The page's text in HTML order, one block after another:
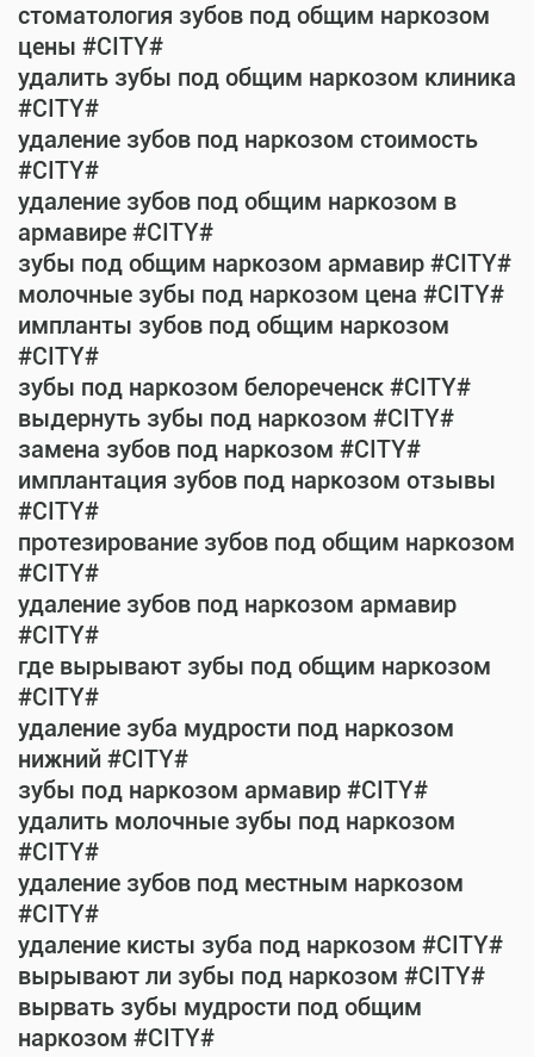
стоматология зубов под общим наркозом
цены #CITY#
удалить зубы под общим наркозом клиника
#CITY#
удаление зубов под наркозом стоимость
#CITY#
удаление зубов под общим наркозом в
армавире #CITY#
зубы под общим наркозом армавир #CITY#
молочные зубы под наркозом цена #CITY#
импланты зубов под общим наркозом
#CITY#
зубы под наркозом белореченск #CITY#
выдернуть зубы под наркозом #CITY#
замена зубов под наркозом #CITY#
имплантация зубов под наркозом отзывы
#CITY#
протезирование зубов под общим наркозом
#CITY#
удаление зубов под наркозом армавир
#CITY#
где вырывают зубы под общим наркозом
#CITY#
удаление зуба мудрости под наркозом
нижний #CITY#
зубы под наркозом армавир #CITY#
удалить молочные зубы под наркозом
#CITY#
удаление зубов под местным наркозом
#CITY#
удаление кисты зуба под наркозом #CITY#
вырывают ли зубы под наркозом #CITY#
вырвать зубы мудрости под общим
наркозом #CITY#